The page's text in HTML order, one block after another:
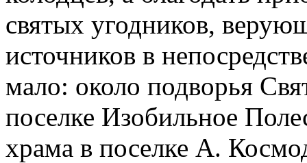
святых угодников,
источников в
мало: около подворья
поселке Изобильное
храма в поселке А.